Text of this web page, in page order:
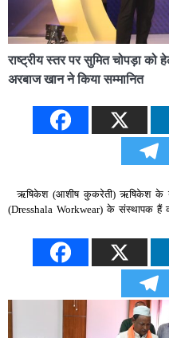
राष्ट्रीय स्तर पर सुमित चोपड़ा को
अरबाज खान ने किया सम्मानित
ऋषिकेश (आशीष कुकरेती) ऋषिकेश के युवा
(Dresshala Workwear) के संस्थापक हैं